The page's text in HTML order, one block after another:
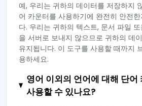
예, 우리는 귀하의 데이터를 저장하지
어 카운터를 사용하기에 완전히 안전
다. 우리는 귀하의 텍스트, 문서 파일 또
을 서버로 보내지 않으므로 귀하의 데
유지됩니다. 이 도구를 사용할 때까지
용하세요.
영어 이외의 언어에 대해 단어
사용할 수 있나요?